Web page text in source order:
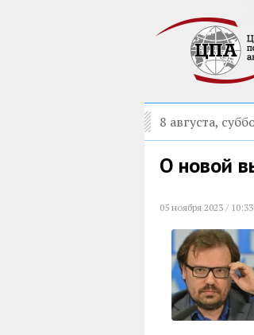
8 августа,
О новой
05 ноября 2023 / 10:33